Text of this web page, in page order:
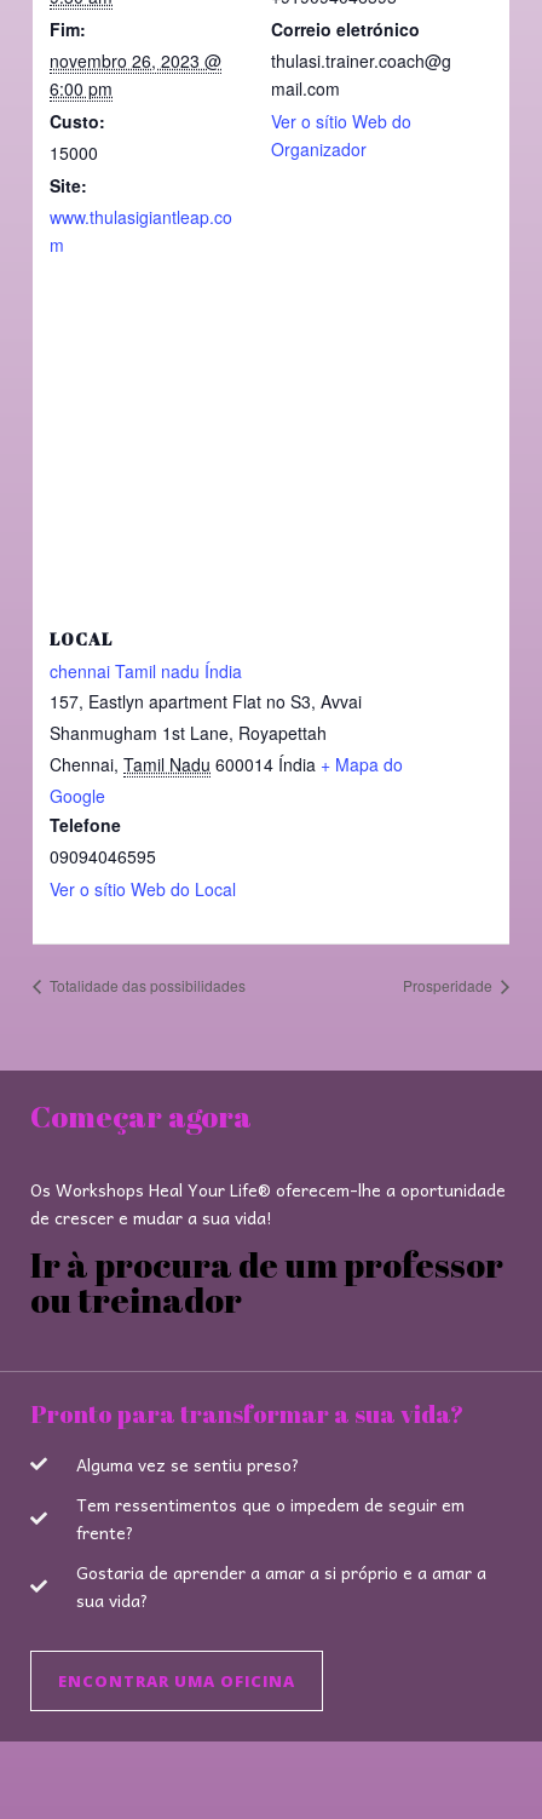
Fim:
novembro 26, 2023 @
6:00 pm
Custo:
15000
Site:
www.thulasigiantleap.co
m
Correio eletrónico
thulasi.trainer.coach@g
mail.com
Ver o sítio Web do
Organizador
LOCAL
chennai Tamil nadu Índia
157, Eastlyn apartment Flat no S3, Avvai
Shanmugham 1st Lane, Royapettah
Chennai, Tamil Nadu 600014 Índia + Mapa do
Google
Telefone
09094046595
Ver o sítio Web do Local
Totalidade das possibilidades Prosperidade
Começar agora
Os Workshops Heal Your Life® oferecem-lhe a oportunidade
de crescer e mudar a sua vida!
Ir à procura de um professor
ou treinador
Pronto para transformar a sua vida?
Alguma vez se sentiu preso?
Tem ressentimentos que o impedem de seguir em
frente?
Gostaria de aprender a amar a si próprio e a amar a
sua vida?
ENCONTRAR UMA OFICINA